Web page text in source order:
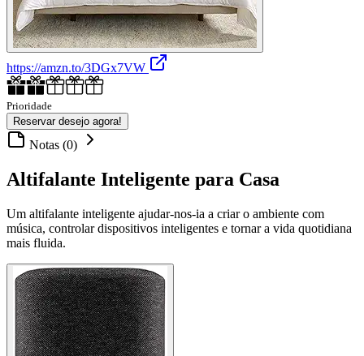
https://amzn.to/3DGx7VW
Prioridade
Reservar desejo agora!
Notas (0)
Altifalante Inteligente para Casa
Um altifalante inteligente ajudar-nos-ia a criar o ambiente com
música, controlar dispositivos inteligentes e tornar a vida quotidiana
mais fluida.